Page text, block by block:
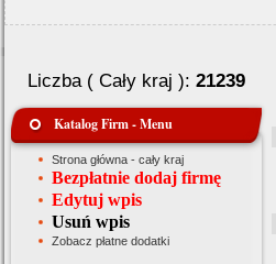
Liczba ( Cały kraj ): 21239
Katalog Firm - Menu
Strona główna - cały kraj
Bezpłatnie dodaj firmę
Edytuj wpis
Usuń wpis
Zobacz płatne dodatki